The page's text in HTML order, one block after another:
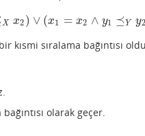
X x2 ) ∨ (x1 = x2 ∧ y1 ⪯Y y2
x1 ⪯Xx 2)∨(x1= x2 ∧y1 ⪯Yy2 )}⊆(X×
kısmi sıralama bağıntısı
olarak geçer.